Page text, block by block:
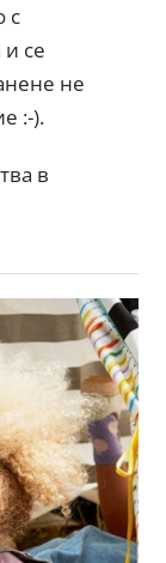
с
и се
не
:-).
в